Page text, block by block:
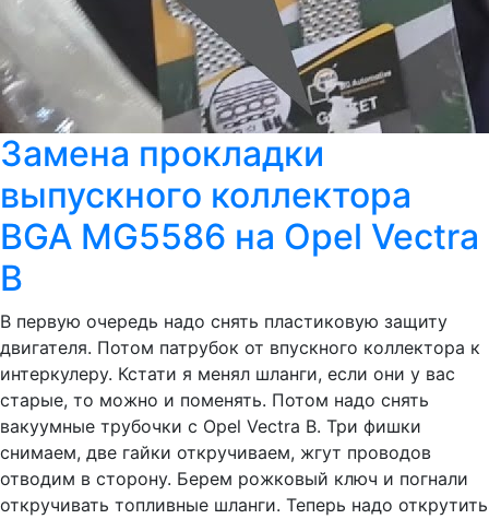
Замена прокладки
выпускного коллектора
BGA MG5586 на Opel Vectra
B
В первую очередь надо снять пластиковую защиту
двигателя. Потом патрубок от впускного коллектора к
интеркулеру. Кстати я менял шланги, если они у вас
старые, то можно и поменять. Потом надо снять
вакуумные трубочки с Opel Vectra B. Три фишки
снимаем, две гайки откручиваем, жгут проводов
отводим в сторону. Берем рожковый ключ и погнали
откручивать топливные шланги. Теперь надо открутить